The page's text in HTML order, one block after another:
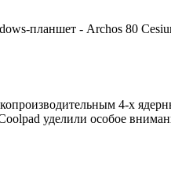
планшет - Archos 80
4-х
уделили особое